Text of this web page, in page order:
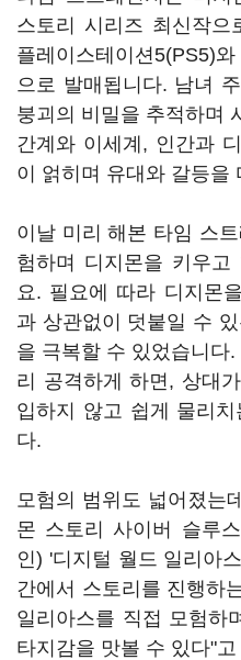
스토리 시리즈 최신작
플레이스테이션5(PS5)
으로 발매됩니다. 남녀
붕괴의 비밀을 추적하며
간계와 이세계, 인간과
이 얽히며 유대와 갈등을
이날 미리 해본 타임 스
험하며 디지몬을 키우고
요. 필요에 따라 디지몬
과 상관없이 덧붙일 수
을 극복할 수 있었습니다.
리 공격하게 하면, 상대
입하지 않고 쉽게 물리치
다.
모험의 범위도 넓어졌는
몬 스토리 사이버 슬루
인) '디지털 월드 일리아
간에서 스토리를 진행하
일리아스를 직접 모험하
타지감을 맛볼 수 있다"